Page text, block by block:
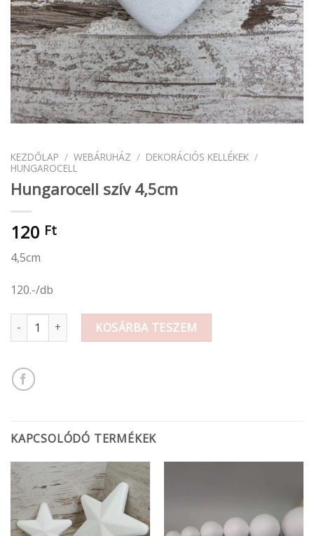
KEZDŐLAP / WEBÁRUHÁZ / DEKORÁCIÓS KELLÉKEK /
HUNGAROCELL
Hungarocell szív 4,5cm
120 Ft
4,5cm
120.-/db
Hungarocell szív 4,5cm mennyiség
KOSÁRBA TESZEM
KAPCSOLÓDÓ TERMÉKEK